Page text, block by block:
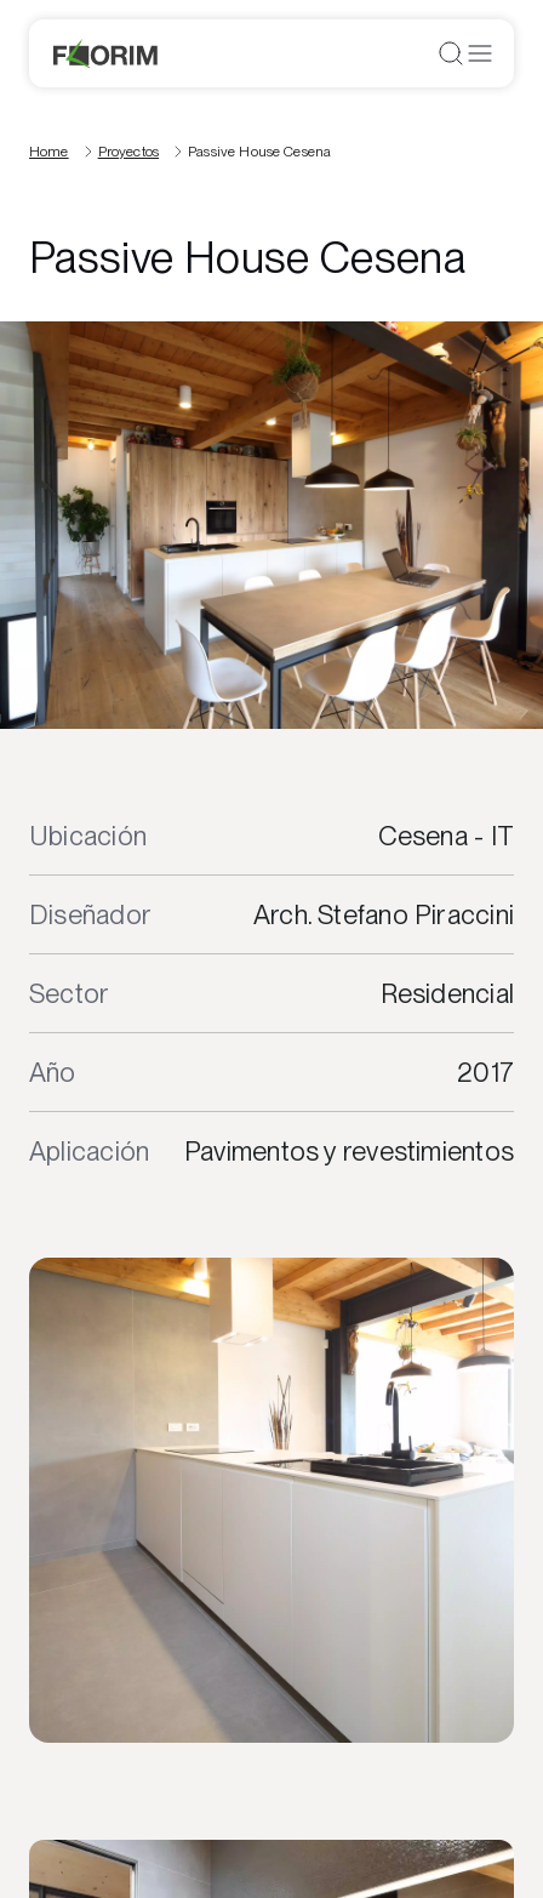
Home Proyectos Passive House Cesena
Passive House Cesena
Ubicación Cesena - IT
Diseñador Arch. Stefano Piraccini
Sector Residencial
Año 2017
Aplicación Pavimentos y revestimientos